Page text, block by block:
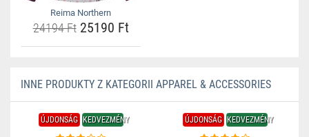
Reima Northern
24194 Ft25190 Ft
INNE PRODUKTY Z KATEGORII APPAREL & ACCESSORIES
ÚJDONSÁG KEDVEZMÉNY ÚJDONSÁG KEDVEZMÉNY